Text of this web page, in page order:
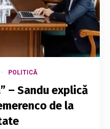
POLITICĂ
– Sandu explică
de la